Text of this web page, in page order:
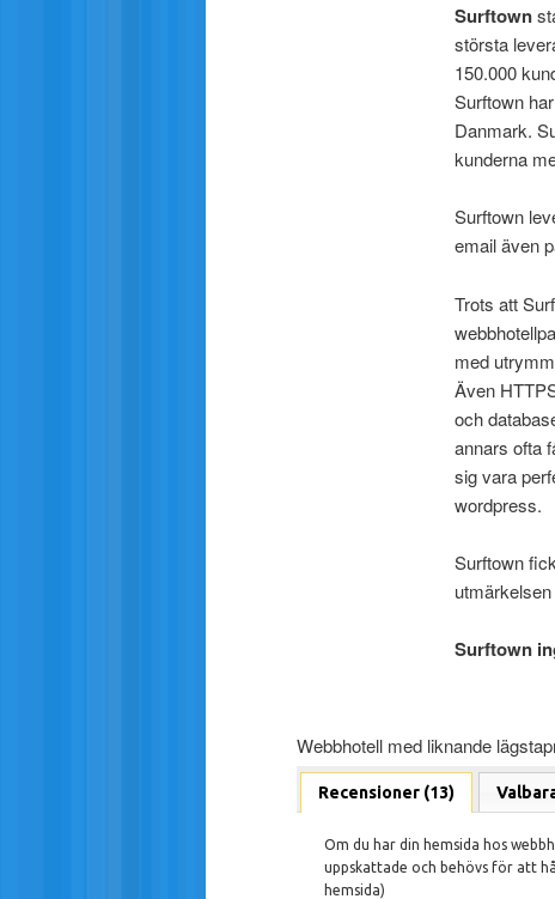
Surftown
största
150.000
Surftown
Danmark.
kunderna
Surftown
email även
Trots att
med
Även
och
annars ofta
sig vara
wordpress.
Surftown
Surftown
Webbhotell med liknande
Recensioner (13)
Om du har din hemsida hos
uppskattade och behövs för att
hemsida)